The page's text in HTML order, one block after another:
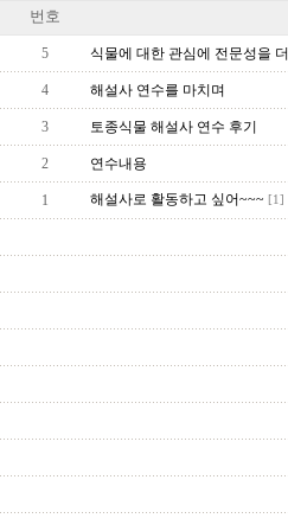
번호
5 식물에 대한 관심에 전문성을
4 해설사 연수를 마치며
3 토종식물 해설사 연수 후기
2 연수내용
1 해설사로 활동하고 싶어~~~ [1]